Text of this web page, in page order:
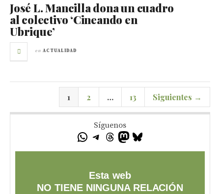
José L. Mancilla dona un cuadro
al colectivo ‘Cineando en
Ubrique’
en ACTUALIDAD
1 2 … 13 Siguientes →
Síguenos
Esta web
NO TIENE NINGUNA RELACIÓN